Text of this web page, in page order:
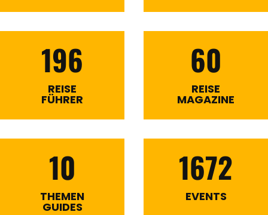
196
REISE
FÜHRER
60
REISE
MAGAZINE
10
THEMEN
GUIDES
1672
EVENTS